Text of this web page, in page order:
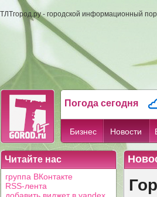
ТЛТгород.ру - городской информационный
Погода сегодня
Бизнес Новости
Читайте нас
группа ВКонтакте
RSS-лента